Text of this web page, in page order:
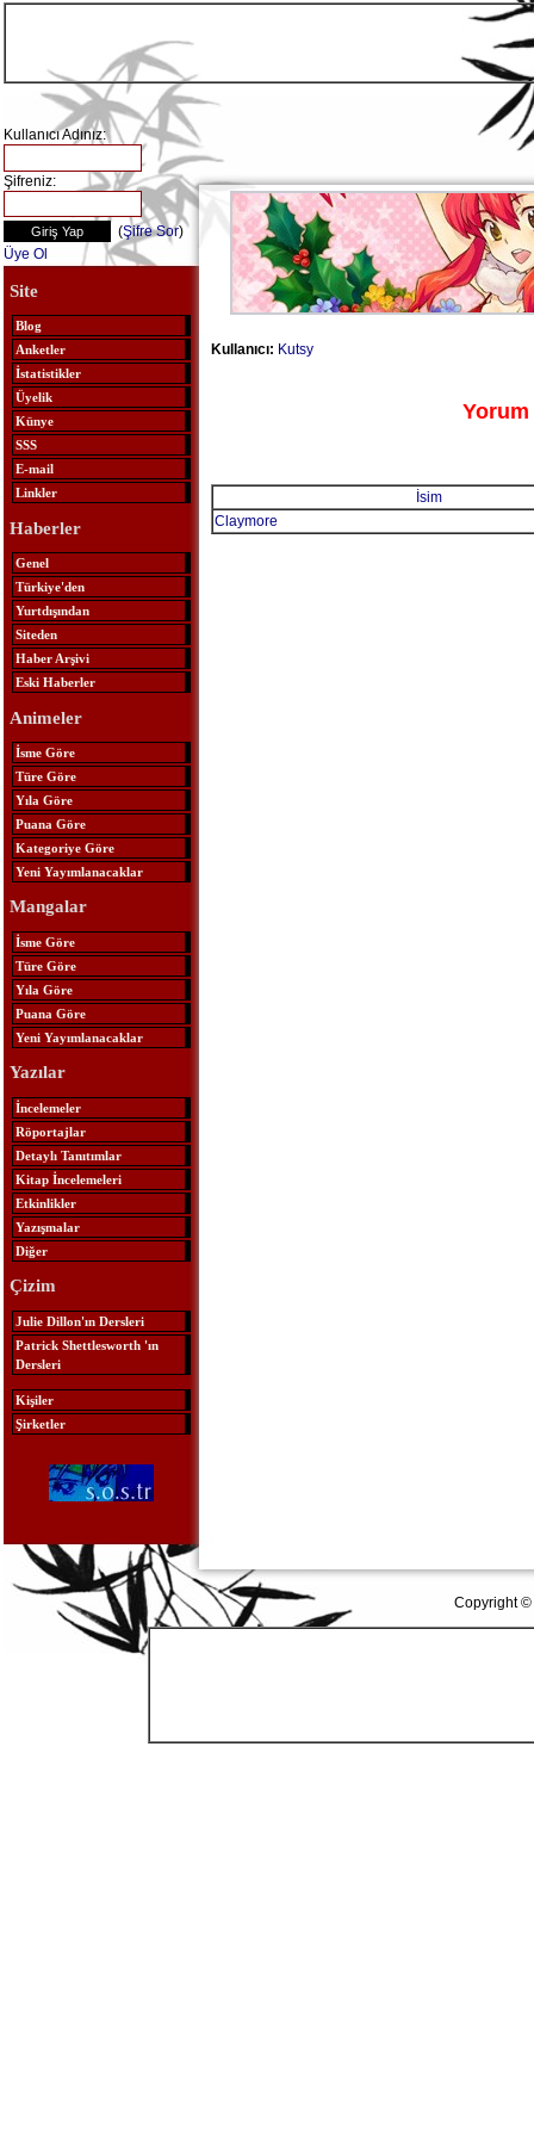
Kullanıcı Adınız:
Şifreniz:
(Şifre Sor)
Üye Ol
Site
Blog
Anketler
İstatistikler
Üyelik
Künye
SSS
E-mail
Linkler
Haberler
Genel
Türkiye'den
Yurtdışından
Siteden
Haber Arşivi
Eski Haberler
Animeler
İsme Göre
Türe Göre
Yıla Göre
Puana Göre
Kategoriye Göre
Yeni Yayımlanacaklar
Mangalar
İsme Göre
Türe Göre
Yıla Göre
Puana Göre
Yeni Yayımlanacaklar
Yazılar
İncelemeler
Röportajlar
Detaylı Tanıtımlar
Kitap İncelemeleri
Etkinlikler
Yazışmalar
Diğer
Çizim
Julie Dillon'ın Dersleri
Patrick Shettlesworth 'ın
Dersleri
Kişiler
Şirketler
Kullanıcı: Kutsy
Yorum
İsim
Claymore
Copyright ©